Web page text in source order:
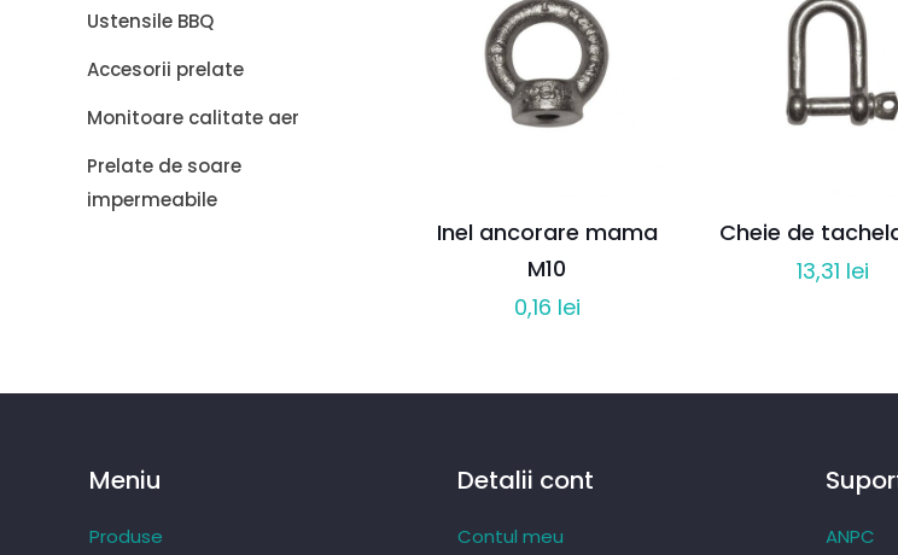
Inel ancorare mama
M10
0,16 lei
Cheie de
13,31 lei
Ustensile BBQ
Accesorii prelate
Monitoare calitate aer
Prelate de soare
impermeabile
Meniu
Produse
Detalii cont
Contul meu
ANPC